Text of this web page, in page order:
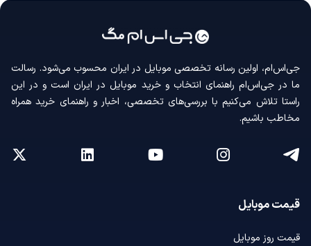
جی‌اس‌ام، اولین رسانه‌ تخصصی موبایل در ایران محسوب می‌شود. رسالت
ما در جی‌اس‌ام راهنمای انتخاب و خرید موبایل در ایران است و در این
راستا تلاش می‌کنیم با بررسی‌های تخصصی، اخبار و راهنمای خرید همراه
مخاطب باشیم.
قیمت موبایل
قیمت روز موبایل